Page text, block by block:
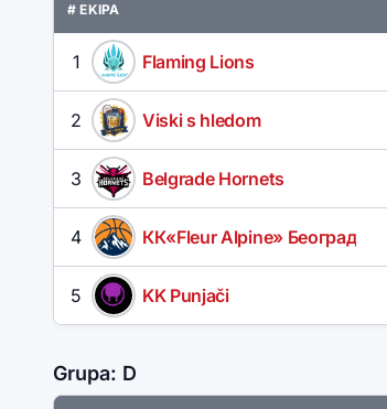
# EKIPA
1 Flaming Lions
2 Viski s hledom
3 Belgrade Hornets
4 КК«Fleur Alpine» Београд
5 KK Punjači
Grupa: D